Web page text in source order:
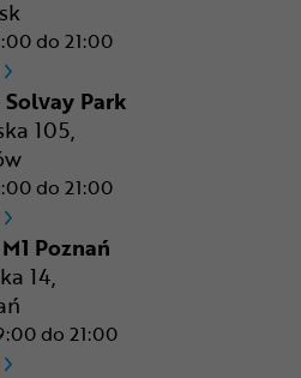
do 21:00
CR Gdańsk - Morski Park
Park
105,
do 21:00
CR Kraków - Solvay Park
Poznań
14,
do 21:00
CR Poznań - M1 Poznań